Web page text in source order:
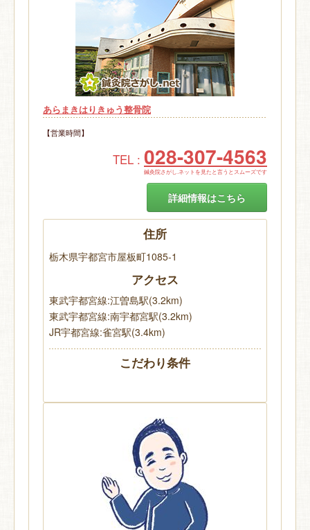
あらまきはりきゅう整骨院
【営業時間】
TEL : 028-307-4563
鍼灸院さがし.ネットを見たと言うとスムーズです
詳細情報はこちら
住所
栃木県宇都宮市屋板町1085-1
アクセス
東武宇都宮線:江曽島駅(3.2km)
東武宇都宮線:南宇都宮駅(3.2km)
JR宇都宮線:雀宮駅(3.4km)
こだわり条件